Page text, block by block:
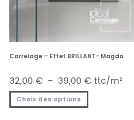
Carrelage – Effet BRILLANT- Magda
32,00 € – 39,00 € ttc/m²
Choix des options